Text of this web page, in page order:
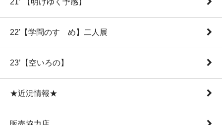
22'【学問のすゝめ】二人展
23’【空いろの】
★近況情報★